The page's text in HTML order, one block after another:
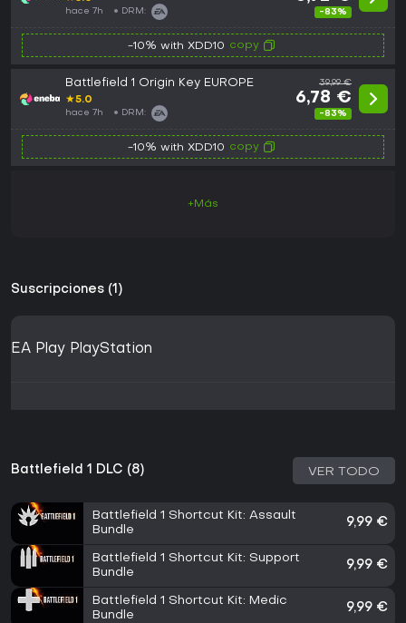
hace 7h DRM: -83%
-10% with XDD10 copy
Battlefield 1 Origin Key EUROPE
★5.0
hace 7h DRM:
39,99 €
6,78 €
-83%
-10% with XDD10 copy
+Más
Suscripciones (1)
EA Play PlayStation
Battlefield 1 DLC (8) VER TODO
Battlefield 1 Shortcut Kit: Assault
Bundle
9,99 €
Battlefield 1 Shortcut Kit: Support
Bundle
9,99 €
Battlefield 1 Shortcut Kit: Medic
Bundle
9,99 €